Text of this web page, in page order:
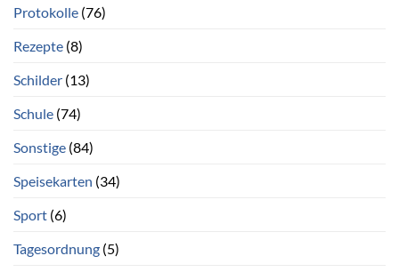
Protokolle (76)
Rezepte (8)
Schilder (13)
Schule (74)
Sonstige (84)
Speisekarten (34)
Sport (6)
Tagesordnung (5)